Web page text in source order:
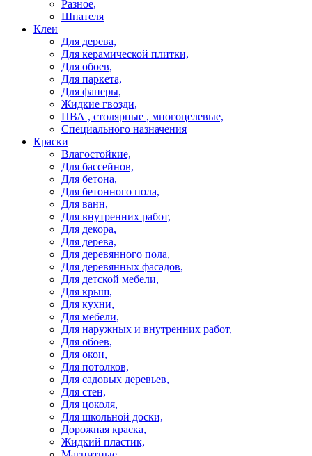
Разное,
Шпателя
Клеи
Для дерева,
Для керамической плитки,
Для обоев,
Для паркета,
Для фанеры,
Жидкие гвозди,
ПВА , столярные , многоцелевые,
Специального назначения
Краски
Влагостойкие,
Для бассейнов,
Для бетона,
Для бетонного пола,
Для ванн,
Для внутренних работ,
Для декора,
Для дерева,
Для деревянного пола,
Для деревянных фасадов,
Для детской мебели,
Для крыш,
Для кухни,
Для мебели,
Для наружных и внутренних работ,
Для обоев,
Для окон,
Для потолков,
Для садовых деревьев,
Для стен,
Для цоколя,
Для школьной доски,
Дорожная краска,
Жидкий пластик,